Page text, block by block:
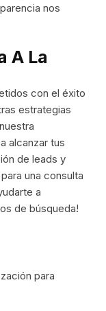
nos
A La
con el éxito
estrategias
alcanzar tus
de leads y
una consulta
a
de búsqueda!
para